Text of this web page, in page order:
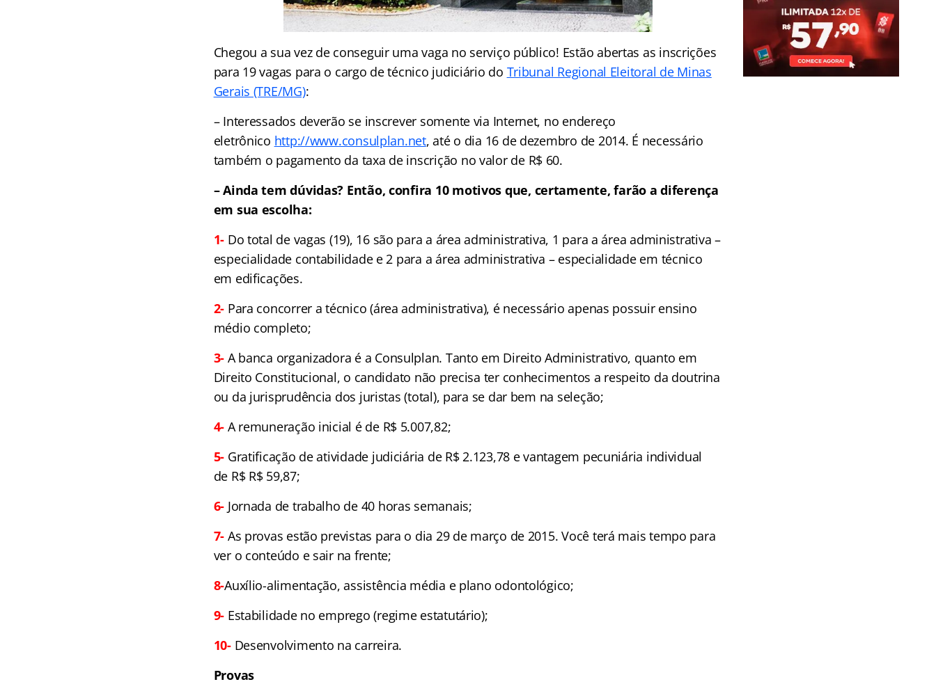
Chegou a sua vez de conseguir uma vaga no serviço público! Estão abertas as inscrições
para 19 vagas para o cargo de técnico judiciário do Tribunal Regional Eleitoral de Minas
Gerais (TRE/MG):
– Interessados deverão se inscrever somente via Internet, no endereço
eletrônico http://www.consulplan.net, até o dia 16 de dezembro de 2014. É necessário
também o pagamento da taxa de inscrição no valor de R$ 60.
– Ainda tem dúvidas? Então, confira 10 motivos que, certamente, farão a diferença
em sua escolha:
1- Do total de vagas (19), 16 são para a área administrativa, 1 para a área administrativa –
especialidade contabilidade e 2 para a área administrativa – especialidade em técnico
em edificações.
2- Para concorrer a técnico (área administrativa), é necessário apenas possuir ensino
médio completo;
3- A banca organizadora é a Consulplan. Tanto em Direito Administrativo, quanto em
Direito Constitucional, o candidato não precisa ter conhecimentos a respeito da doutrina
ou da jurisprudência dos juristas (total), para se dar bem na seleção;
4- A remuneração inicial é de R$ 5.007,82;
5- Gratificação de atividade judiciária de R$ 2.123,78 e vantagem pecuniária individual
de R$ R$ 59,87;
6- Jornada de trabalho de 40 horas semanais;
7- As provas estão previstas para o dia 29 de março de 2015. Você terá mais tempo para
ver o conteúdo e sair na frente;
8-Auxílio-alimentação, assistência média e plano odontológico;
9- Estabilidade no emprego (regime estatutário);
10-Desenvolvimento na carreira.
Provas